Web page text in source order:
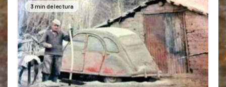
3 min de lectura